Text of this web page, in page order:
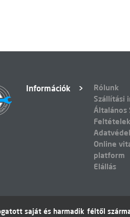
Információk
Rólunk
Szállítási
Általános
Feltételek
Online
platform
Elállás
saját és harmadik féltől